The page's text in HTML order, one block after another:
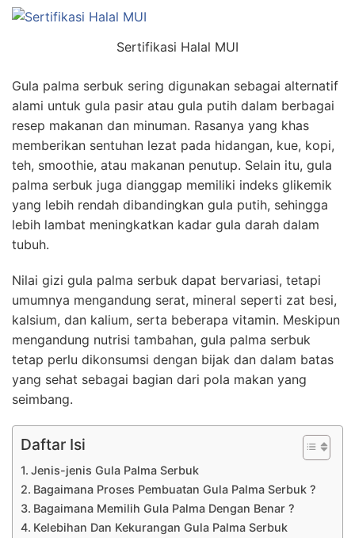
Sertifikasi Halal MUI
Gula palma serbuk sering digunakan sebagai alternatif
alami untuk gula pasir atau gula putih dalam berbagai
resep makanan dan minuman. Rasanya yang khas
memberikan sentuhan lezat pada hidangan, kue, kopi,
teh, smoothie, atau makanan penutup. Selain itu, gula
palma serbuk juga dianggap memiliki indeks glikemik
yang lebih rendah dibandingkan gula putih, sehingga
lebih lambat meningkatkan kadar gula darah dalam
tubuh.
Nilai gizi gula palma serbuk dapat bervariasi, tetapi
umumnya mengandung serat, mineral seperti zat besi,
kalsium, dan kalium, serta beberapa vitamin. Meskipun
mengandung nutrisi tambahan, gula palma serbuk
tetap perlu dikonsumsi dengan bijak dan dalam batas
yang sehat sebagai bagian dari pola makan yang
seimbang.
Daftar Isi
Jenis-jenis Gula Palma Serbuk
Bagaimana Proses Pembuatan Gula Palma Serbuk ?
Bagaimana Memilih Gula Palma Dengan Benar ?
Kelebihan Dan Kekurangan Gula Palma Serbuk